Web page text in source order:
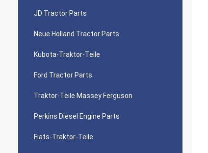
JD Tractor Parts
Neue Holland Tractor Parts
Kubota-Traktor-Teile
Ford Tractor Parts
Traktor-Teile Massey Ferguson
Perkins Diesel Engine Parts
Fiats-Traktor-Teile